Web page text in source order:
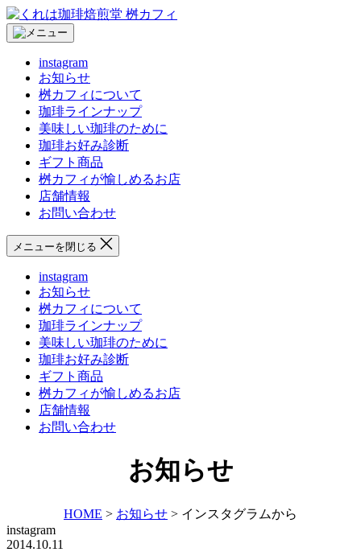
コ
ン
テ
フ
instagram
お知らせ
桝カフィについて
珈琲ラインナップ
美味しい珈琲のために
珈琲お好み診断
ギフト商品
桝カフィが愉しめるお店
店舗情報
お問い合わせ
メニューを閉じる
instagram
お知らせ
桝カフィについて
珈琲ラインナップ
美味しい珈琲のために
珈琲お好み診断
ギフト商品
桝カフィが愉しめるお店
店舗情報
お問い合わせ
お知らせ
HOME > お知らせ > インスタグラムから
instagram
2014.10.11